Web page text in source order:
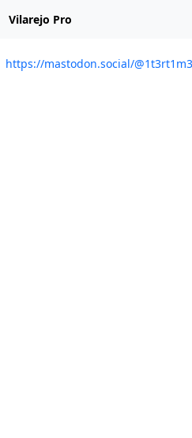
Vilarejo Pro
https://mastodon.social/@1t3rt1m3